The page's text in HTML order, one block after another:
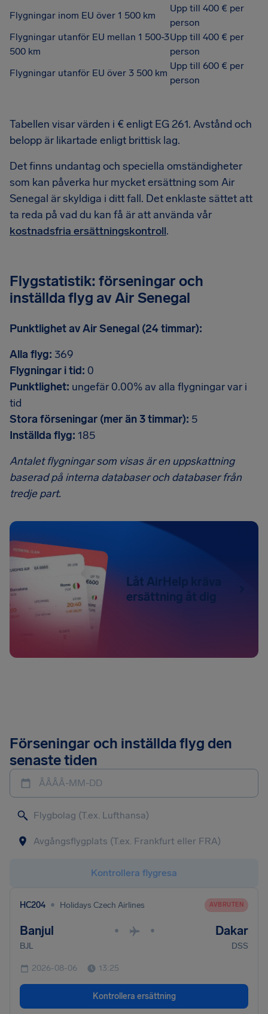
Flygningar inom EU över 1 500 km
Upp till 400 € per
person
Flygningar utanför EU mellan 1 500-3
500 km
Upp till 400 € per
person
Flygningar utanför EU över 3 500 km
Upp till 600 € per
person
Tabellen visar värden i € enligt EG 261. Avstånd och
belopp är likartade enligt brittisk lag.
Det finns undantag och speciella omständigheter
som kan påverka hur mycket ersättning som Air
Senegal är skyldiga i ditt fall. Det enklaste sättet att
ta reda på vad du kan få är att använda vår
kostnadsfria ersättningskontroll.
Flygstatistik: förseningar och
inställda flyg av Air Senegal
Punktlighet av Air Senegal (24 timmar):
Alla flyg: 369
Flygningar i tid: 0
Punktlighet: ungefär 0.00% av alla flygningar var i
tid
Stora förseningar (mer än 3 timmar): 5
Inställda flyg: 185
Antalet flygningar som visas är en uppskattning
baserad på interna databaser och databaser från
tredje part.
Låt AirHelp kräva
ersättning åt dig
Förseningar och inställda flyg den
senaste tiden
ÅÅÅÅ-MM-DD
Kontrollera flygresa
HC204 • Holidays Czech Airlines AVBRUTEN
Banjul • • Dakar
BJL DSS
2026-08-06 13:25
Kontrollera ersättning